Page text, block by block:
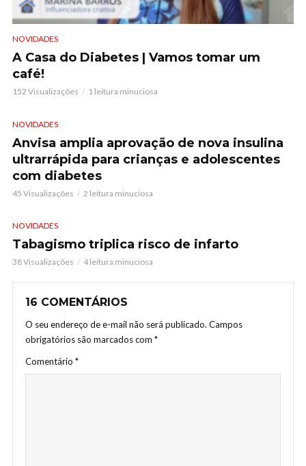
NOVIDADES
A Casa do Diabetes | Vamos tomar um
café!
152 Visualizações 1 leitura minuciosa
NOVIDADES
Anvisa amplia aprovação de nova insulina
ultrarrápida para crianças e adolescentes
com diabetes
45 Visualizações 2 leitura minuciosa
NOVIDADES
Tabagismo triplica risco de infarto
38 Visualizações 4 leitura minuciosa
16 COMENTÁRIOS
O seu endereço de e-mail não será publicado. Campos
obrigatórios são marcados com *
Comentário *